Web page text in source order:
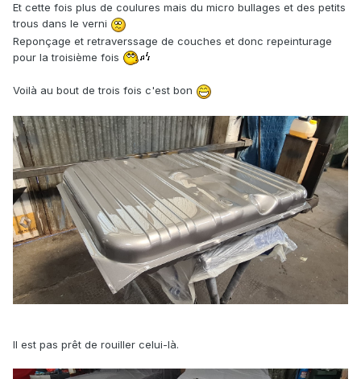
Puis mise en peinture de l 'extérieur. Et la c'est moi qui ai
merdé complet. Je n'ai pas suffisamment attendu entre les
couches de vernis. Pas suffisamment dilué par apport à la
température, résultat, trés belles coulures...
Et cette fois plus de coulures mais du micro bullages et des petits
trous dans le verni
Reponçage et retraverssage de couches et donc repeinturage
pour la troisième fois
Voilà au bout de trois fois c'est bon
Il est pas prêt de rouiller celui-là.